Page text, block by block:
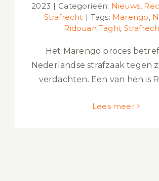
2023 | Categorieën: Nieuws,
Strafrecht | Tags: Marengo,
Ridouan Taghi,
Het Marengo proces
Nederlandse strafzaak tegen
verdachten. Een van hen is
Lees meer